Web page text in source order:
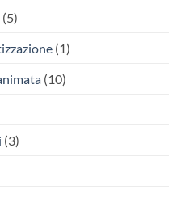
(5)
(1)
(10)
(3)